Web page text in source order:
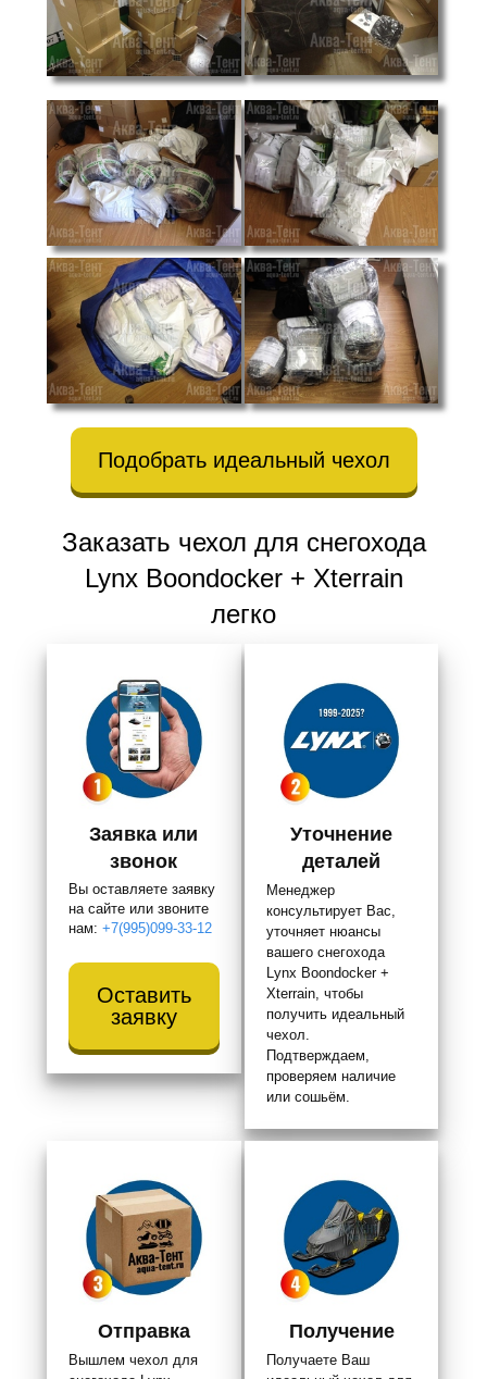
Подобрать идеальный чехол
Заказать чехол для снегохода
Lynx Boondocker + Xterrain
легко
Заявка или
звонок
Вы оставляете заявку
на сайте или звоните
нам:+7(995)099-33-12
Оставить
заявку
Уточнение
деталей
Менеджер
консультирует Вас,
уточняет нюансы
вашего снегохода
Lynx Boondocker +
Xterrain, чтобы
получить идеальный
чехол.
Подтверждаем,
проверяем наличие
или сошьём.
Отправка
Вышлем чехол для
Получение
Получаете Ваш